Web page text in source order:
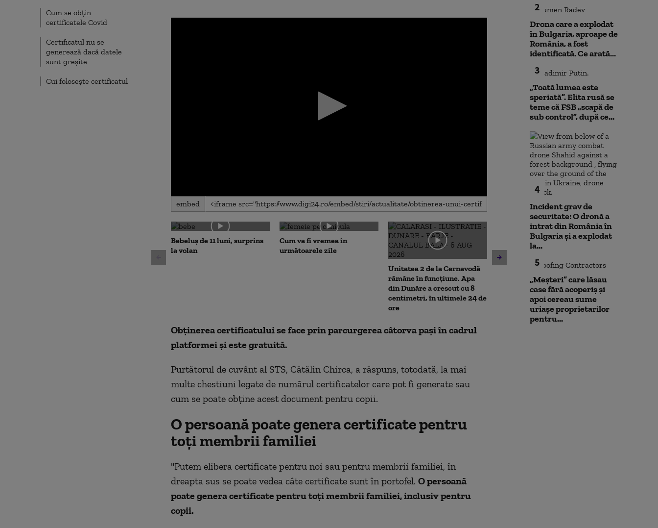
Cum se obțin
certificatele Covid
Certificatul nu se
generează dacă datele
sunt greșite
Cui folosește certificatul
0
seconds
0
secondsVolume
90%
embed
Bebeluș de 11 luni, surprins
la volan
Cum va fi vremea în
următoarele zile
Unitatea 2 de la Cernavodă
rămâne în funcțiune. Apa
din Dunăre a crescut cu 8
centimetri, în ultimele 24 de
ore
Ambulanţă atacată cu
topoarele într-o comună din
Cluj, după ce într-un clip pe
TikTok s-a afirmat că „fură
copii”. Șoferul a fost rănit
arată ierarhia
mai buni
Obținerea certificatului se face prin parcurgerea câtorva pași în cadrul
platformei și este gratuită.
Purtătorul de cuvânt al STS, Cătălin Chirca, a răspuns, totodată, la mai
multe chestiuni legate de numărul certificatelor care pot fi generate sau
cum se poate obține acest document pentru copii.
O persoană poate genera certificate pentru
toți membrii familiei
"Putem elibera certificate pentru noi sau pentru membrii familiei, în
dreapta sus se poate vedea câte certificate sunt în portofel. O persoană
poate genera certificate pentru toți membrii familiei, inclusiv pentru
copii.
2
Drona care a explodat
în Bulgaria, aproape de
România, a fost
identificată. Ce arată...
3
„Toată lumea este
speriată”. Elita rusă se
teme că FSB „scapă de
sub control”, după ce...
4
Incident grav de
securitate: O dronă a
intrat din România în
Bulgaria şi a explodat
la...
5
„Meșteri” care lăsau
case fără acoperiș și
apoi cereau sume
uriașe proprietarilor
pentru...